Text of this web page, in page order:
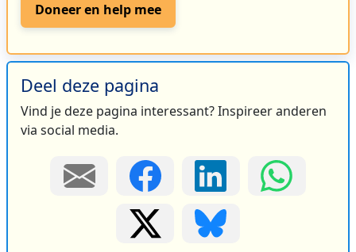
Doneer en help mee
Deel deze pagina
Vind je deze pagina interessant? Inspireer anderen
via social media.